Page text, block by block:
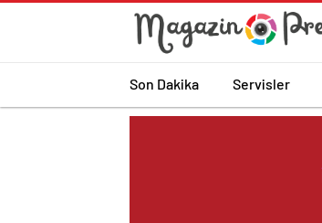
Son Dakika Servisler